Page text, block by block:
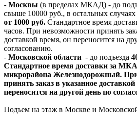
- Москвы (в пределах МКАД) - до
свыше 10000 руб., в остальных
от 1000 руб. Стандартное время
часов. При невозможности принять
доставкой время, он переносится на
согласованию.
- Московской области - до подъезда
Стандартное время доставки за
микрорайона Железнодорожный.
принять заказ в указанное
переносится на другой день по
Подъем на этаж в Москве и